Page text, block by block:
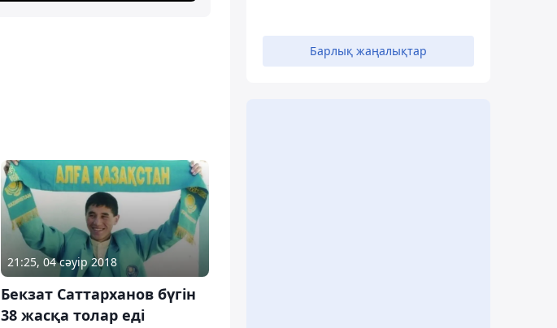
21:25, 04 сәуір 2018
Бекзат Саттарханов бүгін
38 жасқа толар еді
Барлық жаңалықтар